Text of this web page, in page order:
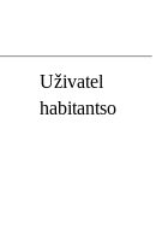
Uživatel
habitantso